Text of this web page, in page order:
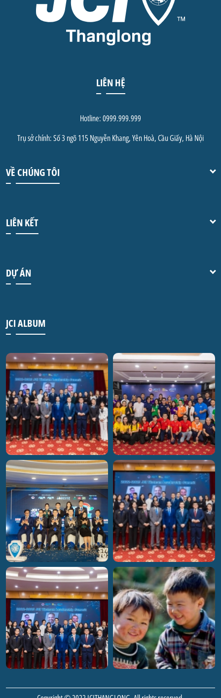
VỀ CHÚNG TÔI
LIÊN KẾT
DỰ ÁN
LIÊN HỆ
Hotline: 0999.999.999
Trụ sở chính: Số 3 ngõ 115 Nguyễn Khang, Yên Hoà, Cầu Giấy, Hà Nội
JCI ALBUM